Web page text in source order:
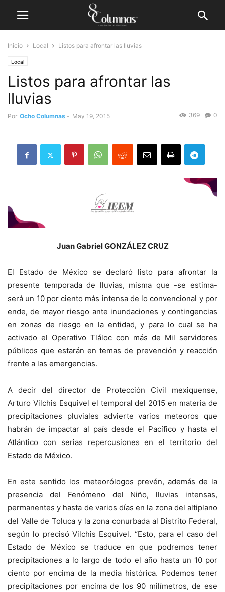
Inicio Local Listos para afrontar las lluvias
Local
Listos para afrontar las
lluvias
Por Ocho Columnas - May 19, 2015 0
369
Juan Gabriel GONZÁLEZ CRUZ
El Estado de México se declaró listo para afrontar la
presente temporada de lluvias, misma que -se estima-
será un 10 por ciento más intensa de lo convencional y por
ende, de mayor riesgo ante inundaciones y contingencias
en zonas de riesgo en la entidad, y para lo cual se ha
activado el Operativo Tláloc con más de Mil servidores
públicos que estarán en temas de prevención y reacción
frente a las emergencias.
A decir del director de Protección Civil mexiquense,
Arturo Vilchis Esquivel el temporal del 2015 en materia de
precipitaciones pluviales advierte varios meteoros que
habrán de impactar al país desde el Pacífico y hasta el
Atlántico con serias repercusiones en el territorio del
Estado de México.
En este sentido los meteorólogos prevén, además de la
presencia del Fenómeno del Niño, lluvias intensas,
permanentes y hasta de varios días en la zona del altiplano
del Valle de Toluca y la zona conurbada al Distrito Federal,
según lo precisó Vilchis Esquivel. “Esto, para el caso del
Estado de México se traduce en que podremos tener
precipitaciones a lo largo de todo el año hasta un 10 por
ciento por encima de la media histórica. Podemos tener
precipitaciones por encima de los 90 milímetros, de ese